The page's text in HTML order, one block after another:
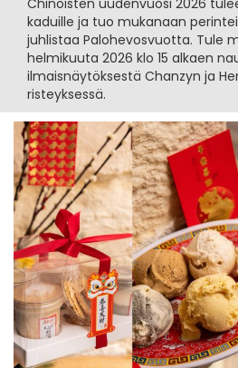
Chinoisten uudenvuosi 2026
kaduille ja tuo mukanaan
juhlistaa Palohevosvuotta. Tule
helmikuuta 2026 klo 15 alkaen
ilmaisnäytöksestä Chanzyn ja
risteyksessä.